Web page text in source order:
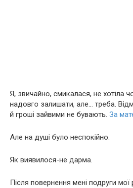
Я, звичайно, смикалася, не хотіла
надовго залишати, але… треба.
й гроші зайвими не бувають. За
Але на душі було неспокійно.
Як виявилося-не дарма.
Після повернення мені подруги